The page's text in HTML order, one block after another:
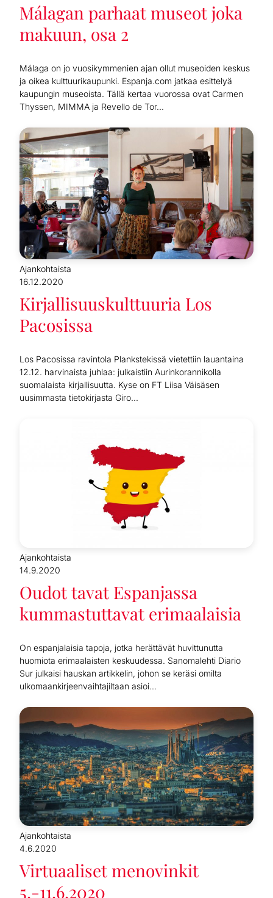
Málagan parhaat museot joka
makuun, osa 2
Málaga on jo vuosikymmenien ajan ollut museoiden keskus
ja oikea kulttuurikaupunki. Espanja.com jatkaa esittelyä
kaupungin museoista. Tällä kertaa vuorossa ovat Carmen
Thyssen, MIMMA ja Revello de Tor...
Ajankohtaista
16.12.2020
Kirjallisuuskulttuuria Los
Pacosissa
Los Pacosissa ravintola Plankstekissä vietettiin lauantaina
12.12. harvinaista juhlaa: julkaistiin Aurinkorannikolla
suomalaista kirjallisuutta. Kyse on FT Liisa Väisäsen
uusimmasta tietokirjasta Giro...
Ajankohtaista
14.9.2020
Oudot tavat Espanjassa
kummastuttavat erimaalaisia
On espanjalaisia tapoja, jotka herättävät huvittunutta
huomiota erimaalaisten keskuudessa. Sanomalehti Diario
Sur julkaisi hauskan artikkelin, johon se keräsi omilta
ulkomaankirjeenvaihtajiltaan asioi...
Ajankohtaista
4.6.2020
Virtuaaliset menovinkit
5.-11.6.2020